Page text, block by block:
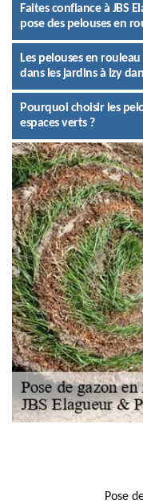
Faites confiance à JBS
pose des pelouses en
Les pelouses en
dans les jardins à Izy
Pourquoi choisir les
espaces verts ?
Pose